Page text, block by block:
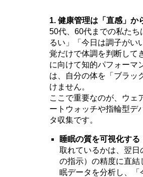
1. 健康管理は「直感」か
50代、60代までの私た
るい」「今日は調子がい
覚だけで体調を判断して
に向けて知的パフォーマ
は、自分の体を「ブラッ
けません。
ここで重要なのが、ウェ
ートウォッチや指輪型デ
タ収集です。
睡眠の質を可視化する
取れているかは、翌
の指示）の精度に直
眠データを分析し、「